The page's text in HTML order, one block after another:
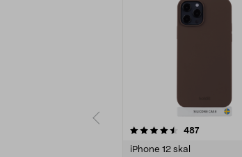
487recensioner
iPhone 12 skal
4.0 av 5 stjärnor